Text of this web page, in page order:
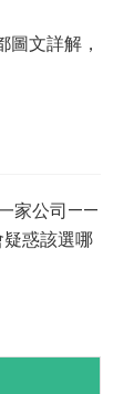
文詳解，
家公司——
惑該選哪